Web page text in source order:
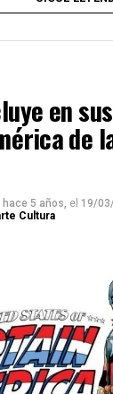
leyes vitales
las
de nuestro
en
de
hace 5 años, el 19/
Cultura